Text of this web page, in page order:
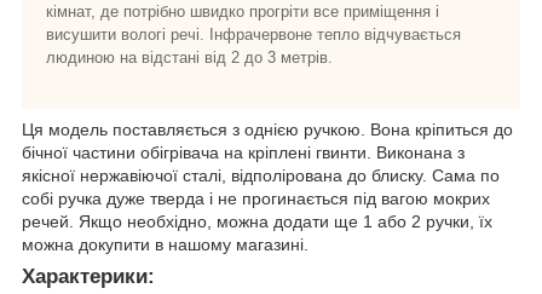
кімнат, де потрібно швидко прогріти все приміщення і
висушити вологі речі. Інфрачервоне тепло відчувається
людиною на відстані від 2 до 3 метрів.
Ця модель поставляється з однією ручкою. Вона кріпиться до
бічної частини обігрівача на кріплені гвинти. Виконана з
якісної нержавіючої сталі, відполірована до блиску. Сама по
собі ручка дуже тверда і не прогинається під вагою мокрих
речей. Якщо необхідно, можна додати ще 1 або 2 ручки, їх
можна докупити в нашому магазині.
Характерики: